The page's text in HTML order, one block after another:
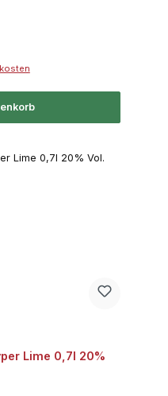
Lime 0,7l 20%